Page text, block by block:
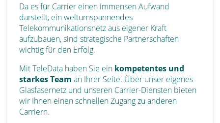
Da es für Carrier einen immensen Aufwand
darstellt, ein weltumspannendes
Telekommunikationsnetz aus eigener Kraft
aufzubauen, sind strategische Partnerschaften
wichtig für den Erfolg.
Mit TeleData haben Sie ein kompetentes und
starkes Team an Ihrer Seite. Über unser eigenes
Glasfasernetz und unseren Carrier-Diensten bieten
wir Ihnen einen schnellen Zugang zu anderen
Carriern.